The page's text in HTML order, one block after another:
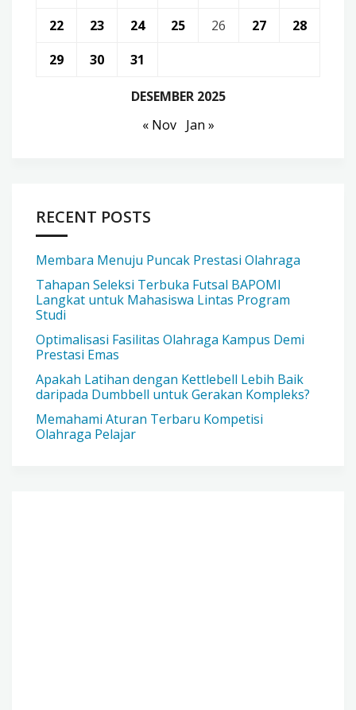
DESEMBER 2025
22
23 24 25 26 27
28
29
30 31
« Nov Jan »
RECENT POSTS
Membara Menuju Puncak Prestasi Olahraga
Tahapan Seleksi Terbuka Futsal BAPOMI
Langkat untuk Mahasiswa Lintas Program
Studi
Optimalisasi Fasilitas Olahraga Kampus Demi
Prestasi Emas
Apakah Latihan dengan Kettlebell Lebih Baik
daripada Dumbbell untuk Gerakan Kompleks?
Memahami Aturan Terbaru Kompetisi
Olahraga Pelajar